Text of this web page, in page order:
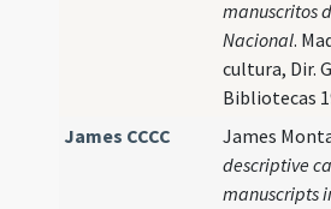
manuscritos
Nacional.
cultura, Dir.
Bibliotecas
James CCCC
James
descriptive
manuscripts